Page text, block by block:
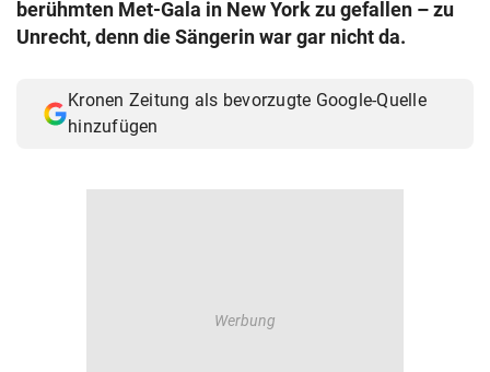
berühmten Met-Gala in New York zu gefallen – zu
Unrecht, denn die Sängerin war gar nicht da.
Kronen Zeitung als bevorzugte Google-Quelle
hinzufügen